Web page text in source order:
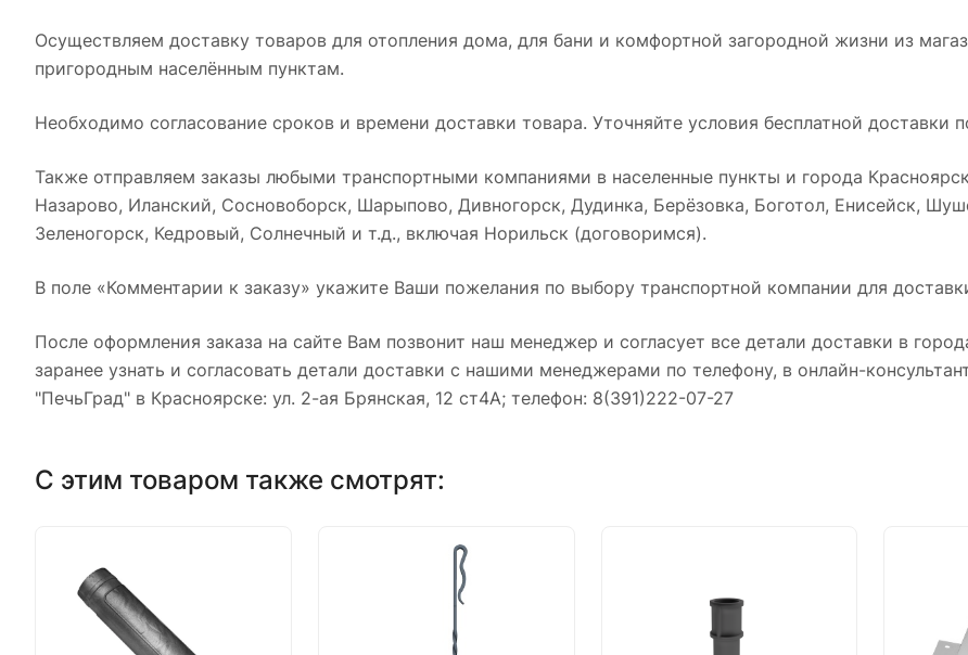
Осуществляем доставку товаров для отопления дома, для бани и комфортной загородной жизни из
пригородным населённым пунктам.
Необходимо согласование сроков и времени доставки товара. Уточняйте условия бесплатной доставки
Также отправляем заказы любыми транспортными компаниями в населенные пункты и города
Назарово, Иланский, Сосновоборск, Шарыпово, Дивногорск, Дудинка, Берёзовка, Боготол, Енисейск,
Зеленогорск, Кедровый, Солнечный и т.д., включая Норильск (договоримся).
В поле «Комментарии к заказу» укажите Ваши пожелания по выбору транспортной компании для
После оформления заказа на сайте Вам позвонит наш менеджер и согласует все детали доставки в
заранее узнать и согласовать детали доставки с нашими менеджерами по телефону, в онлайн-
"ПечьГрад" в Красноярске: ул. 2-ая Брянская, 12 ст4А; телефон: 8(391)222-07-27
С этим товаром также смотрят: